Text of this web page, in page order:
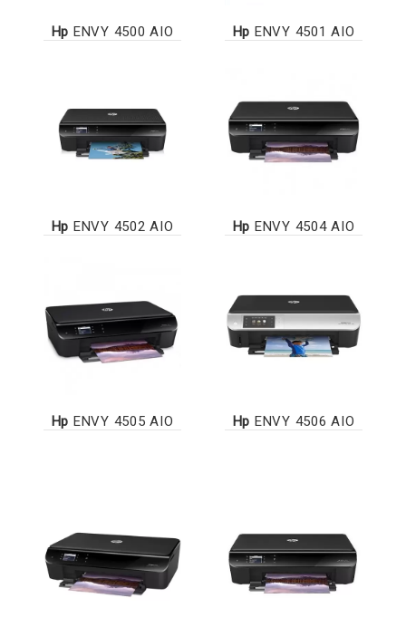
Hp ENVY 4500 AIO Hp ENVY 4501 AIO
Hp ENVY 4502 AIO Hp ENVY 4504 AIO
Hp ENVY 4505 AIO Hp ENVY 4506 AIO